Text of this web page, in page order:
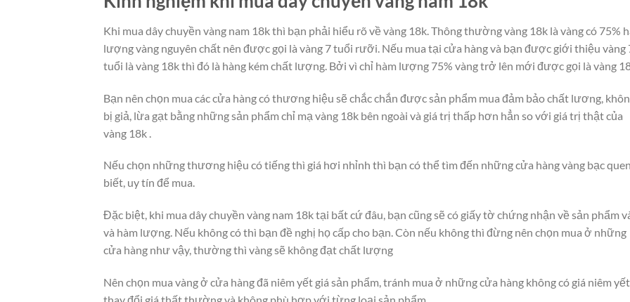
Khi mua dây chuyền vàng nam 18k thì bạn phải hiểu rõ về vàng 18k. Thông thường vàng 18k là vàng có 75%
lượng vàng nguyên chất nên được gọi là vàng 7 tuổi rưỡi. Nếu mua tại cửa hàng và bạn được giới thiệu vàng
tuổi là vàng 18k thì đó là hàng kém chất lượng. Bởi vì chỉ hàm lượng 75% vàng trở lên mới được gọi là vàng
Bạn nên chọn mua các cửa hàng có thương hiệu sẽ chắc chắn được sản phẩm mua đảm bảo chất lương,
bị giả, lừa gạt bằng những sản phẩm chỉ mạ vàng 18k bên ngoài và giá trị thấp hơn hẳn so với giá trị thật của
vàng 18k .
Nếu chọn những thương hiệu có tiếng thì giá hơi nhỉnh thì bạn có thể tìm đến những cửa hàng vàng bạc quen
biết, uy tín để mua.
Đặc biệt, khi mua dây chuyền vàng nam 18k tại bất cứ đâu, bạn cũng sẽ có giấy tờ chứng nhận về sản phẩm
và hàm lượng. Nếu không có thì bạn đề nghị họ cấp cho bạn. Còn nếu không thì đừng nên chọn mua ở những
cửa hàng như vậy, thường thì vàng sẽ không đạt chất lượng
Nên chọn mua vàng ở cửa hàng đã niêm yết giá sản phẩm, tránh mua ở những cửa hàng không có giá niêm